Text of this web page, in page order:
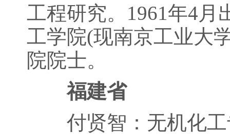
工程研究。1961年4月
工学院(现南京工业大
院院士。
福建省
付贤智：无机化工